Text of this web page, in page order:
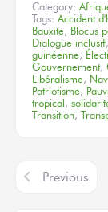
Category:
Tags: Accident
Bauxite, Blocus
Dialogue inclusif,
guinéenne,
Gouvernement,
Libéralisme,
Patriotisme,
tropical ,
Transition,
Previous